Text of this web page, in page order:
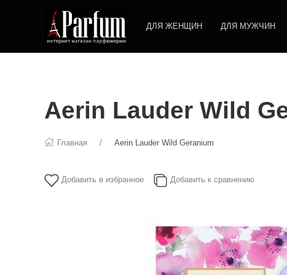
ДЛЯ ЖЕНЩИН ДЛЯ МУЖЧИН
Aerin Lauder Wild
Главная Aerin Lauder Wild Geranium
Добавить в избранное Добавить к сравнению